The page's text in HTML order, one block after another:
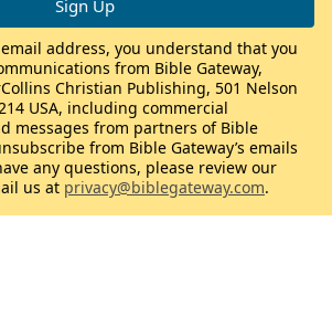
address, you understand that you
from Bible Gateway,
Christian Publishing, 501 Nelson
USA, including commercial
messages from partners of Bible
from Bible Gateway’s emails
any questions, please review our
us at privacy@biblegateway.com.